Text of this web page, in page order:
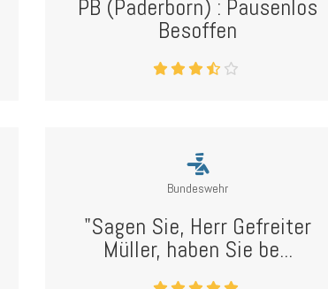
PB (Paderborn) : Pausenlos
Besoffen
Bundeswehr
"Sagen Sie, Herr Gefreiter
Müller, haben Sie be...